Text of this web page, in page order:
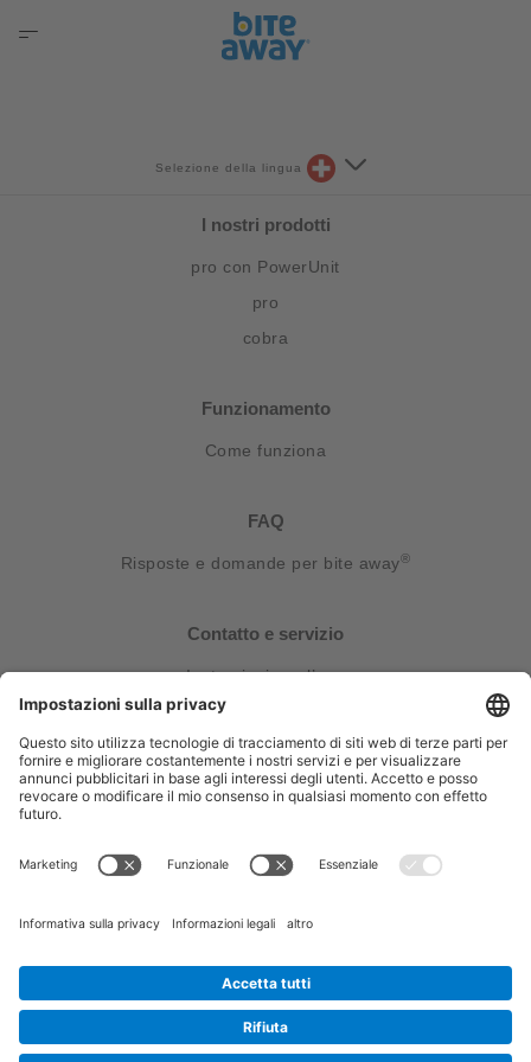
Selezione della lingua
I nostri prodotti
pro con PowerUnit
pro
cobra
Funzionamento
Come funziona
FAQ
Risposte e domande per bite away®
Contatto e servizio
Instruzioni per l’uso
Avvisi Legali Impronta